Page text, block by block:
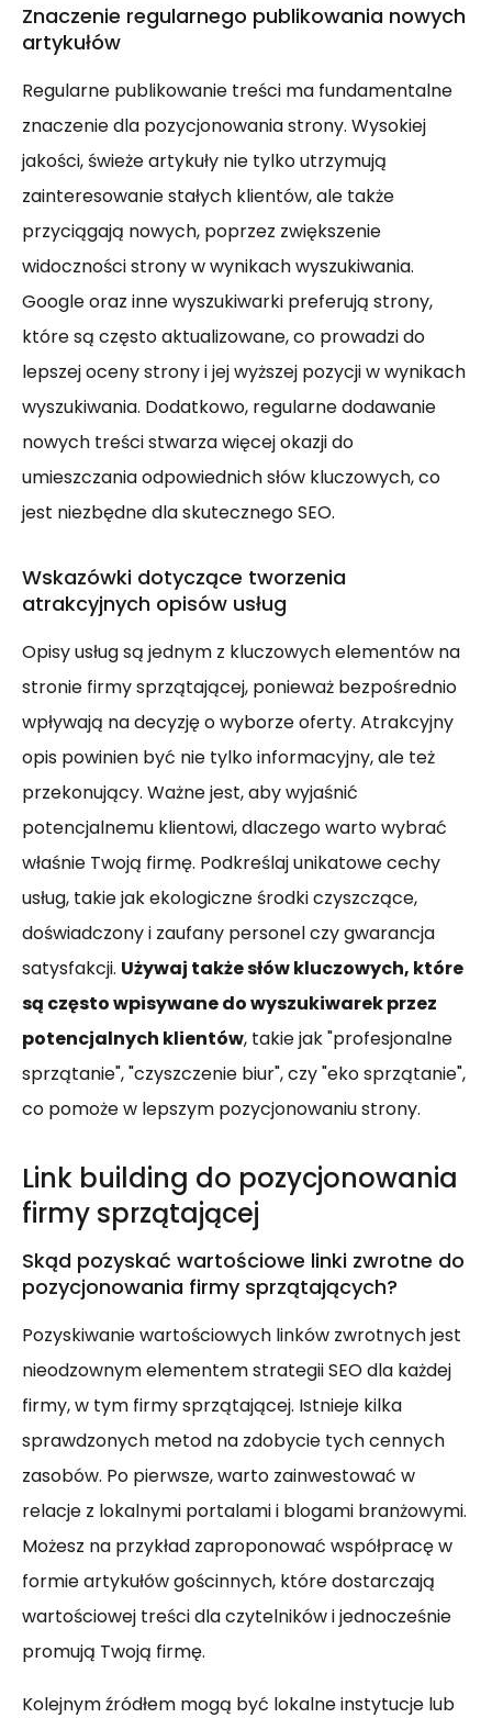
Znaczenie regularnego publikowania nowych
artykułów
Regularne publikowanie treści ma fundamentalne
znaczenie dla pozycjonowania strony. Wysokiej
jakości, świeże artykuły nie tylko utrzymują
zainteresowanie stałych klientów, ale także
przyciągają nowych, poprzez zwiększenie
widoczności strony w wynikach wyszukiwania.
Google oraz inne wyszukiwarki preferują strony,
które są często aktualizowane, co prowadzi do
lepszej oceny strony i jej wyższej pozycji w wynikach
wyszukiwania. Dodatkowo, regularne dodawanie
nowych treści stwarza więcej okazji do
umieszczania odpowiednich słów kluczowych, co
jest niezbędne dla skutecznego SEO.
Wskazówki dotyczące tworzenia
atrakcyjnych opisów usług
Opisy usług są jednym z kluczowych elementów na
stronie firmy sprzątającej, ponieważ bezpośrednio
wpływają na decyzję o wyborze oferty. Atrakcyjny
opis powinien być nie tylko informacyjny, ale też
przekonujący. Ważne jest, aby wyjaśnić
potencjalnemu klientowi, dlaczego warto wybrać
właśnie Twoją firmę. Podkreślaj unikatowe cechy
usług, takie jak ekologiczne środki czyszczące,
doświadczony i zaufany personel czy gwarancja
satysfakcji. Używaj także słów kluczowych, które
są często wpisywane do wyszukiwarek przez
potencjalnych klientów, takie jak "profesjonalne
sprzątanie", "czyszczenie biur", czy "eko sprzątanie",
co pomoże w lepszym pozycjonowaniu strony.
Link building do pozycjonowania
firmy sprzątającej
Skąd pozyskać wartościowe linki zwrotne do
pozycjonowania firmy sprzątających?
Pozyskiwanie wartościowych linków zwrotnych jest
nieodzownym elementem strategii SEO dla każdej
firmy, w tym firmy sprzątającej. Istnieje kilka
sprawdzonych metod na zdobycie tych cennych
zasobów. Po pierwsze, warto zainwestować w
relacje z lokalnymi portalami i blogami branżowymi.
Możesz na przykład zaproponować współpracę w
formie artykułów gościnnych, które dostarczają
wartościowej treści dla czytelników i jednocześnie
promują Twoją firmę.
Kolejnym źródłem mogą być lokalne instytucje lub